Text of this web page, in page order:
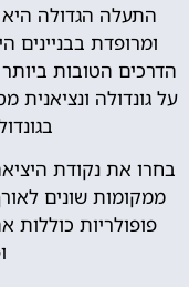
התעלה הגדולה היא
ומרופדת בבניינים
הדרכים הטובות
על גונדולה ונציאנית
בחרו את נקודת
ממקומות שונים
פופולריות כוללות